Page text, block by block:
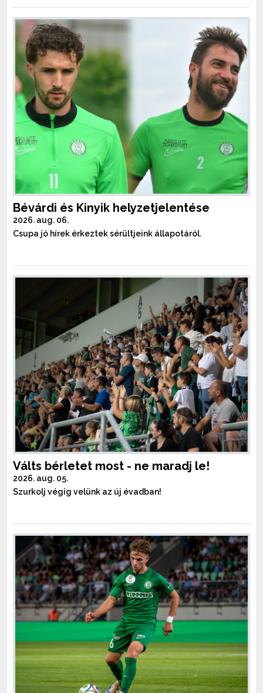
Bévárdi és Kinyik helyzetjelentése
2026. aug. 06.
Csupa jó hírek érkeztek sérültjeink állapotáról.
Válts bérletet most - ne maradj le!
2026. aug. 05.
Szurkolj végig velünk az új évadban!